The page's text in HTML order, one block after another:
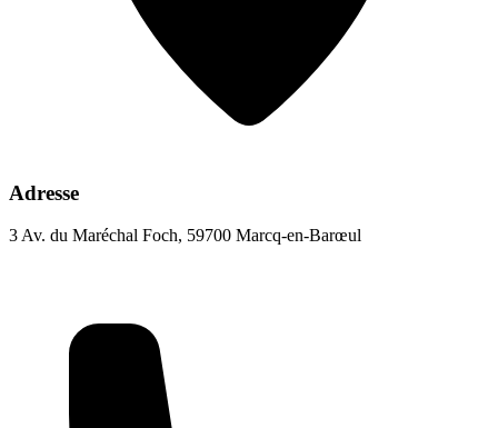
Adresse
3 Av. du Maréchal Foch, 59700 Marcq-en-Barœul